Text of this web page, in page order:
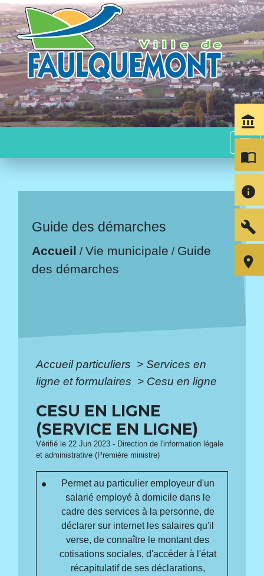
menu
Guide des démarches
Accueil /Vie municipale / Guide
des démarches
Accueil particuliers > Services en
ligne et formulaires > Cesu en ligne
CESU EN LIGNE
(SERVICE EN LIGNE)
Vérifié le 22 Jun 2023 - Direction de l'information légale
et administrative (Première ministre)
Permet au particulier employeur d'un
salarié employé à domicile dans le
cadre des services à la personne, de
déclarer sur internet les salaires qu'il
verse, de connaître le montant des
cotisations sociales, d'accéder à l'état
récapitulatif de ses déclarations,
account_balance
import_contacts
info
build
room